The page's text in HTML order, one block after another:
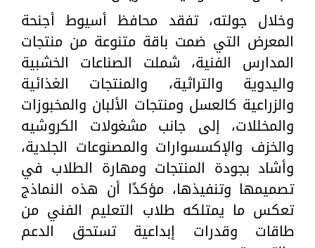
وخلال جولته، تفقد محافظ أسيوط أجنحة
المعرض التي ضمت باقة متنوعة من منتجات
المدارس الفنية، شملت الصناعات الخشبية
واليدوية والتراثية، والمنتجات الغذائية
والزراعية كالعسل ومنتجات الألبان والمخبوزات
والمخللات، إلى جانب مشغولات الكروشيه
والخزف والإكسسوارات والمصنوعات الجلدية،
وأشاد بجودة المنتجات ومهارة الطلاب في
تصميمها وتنفيذها، مؤكدًا أن هذه النماذج
تعكس ما يمتلكه طلاب التعليم الفني من
طاقات وقدرات إبداعية تستحق الدعم